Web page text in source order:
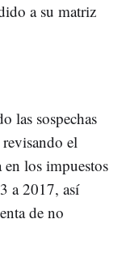
a su matriz
las sospechas
el
en los impuestos
a 2017, así
de no